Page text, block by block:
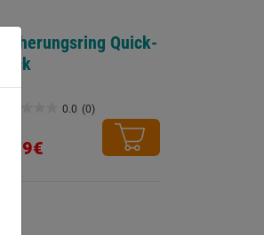
Sicherungsring Quick-
Lock
0.0 (0)
4,59€